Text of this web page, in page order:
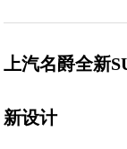
上汽名爵全新
新设计